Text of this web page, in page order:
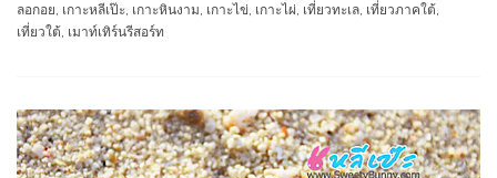
ลอกอย, เกาะหลีเป๊ะ, เกาะหินงาม, เกาะไข่, เกาะไผ่, เที่ยวทะเล, เที่ยวภาคใต้,
เที่ยวใต้, เมาท์เทิร์นรีสอร์ท